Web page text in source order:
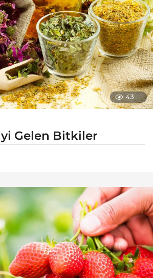
43
Gelen Bitkiler